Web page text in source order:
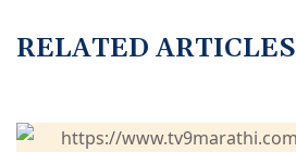
RELATED ARTICLES